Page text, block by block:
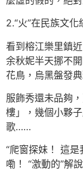
2.“火”在民族文化
看到榕江樂里鎮
余秋妮半天挪不
花鳥，烏黑盤發
服飾秀還未品夠
樓」，幾個小夥
歌……
“爬窗探妹！ 這
嘞！ “激動的”解